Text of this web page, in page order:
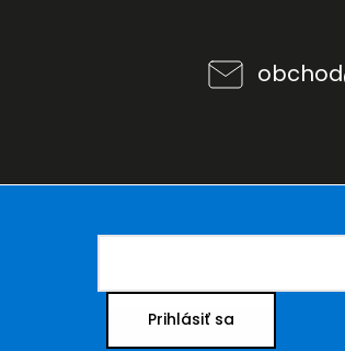
obchod
Prihlásiť sa